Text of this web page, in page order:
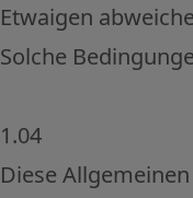
Etwaigen
Solche
1.04
Diese